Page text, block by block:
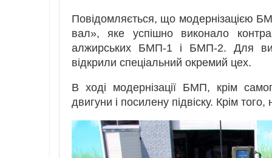
Повідомляється, що модернізацією
вал», яке успішно виконало
алжирських БМП-1 і БМП-2. Для
відкрили спеціальний окремий цех.
В ході модернізації БМП, крім
двигуни і посилену підвіску. Крім